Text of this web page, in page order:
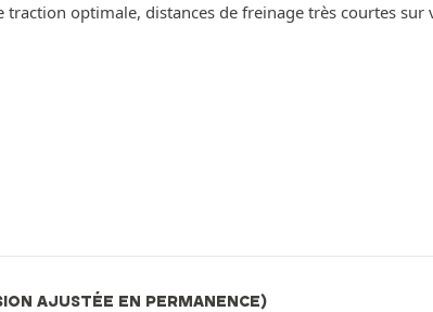
traction optimale, distances de freinage très courtes
AJUSTÉE EN PERMANENCE)